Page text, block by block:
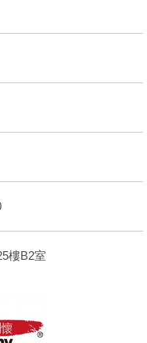
樓B2室